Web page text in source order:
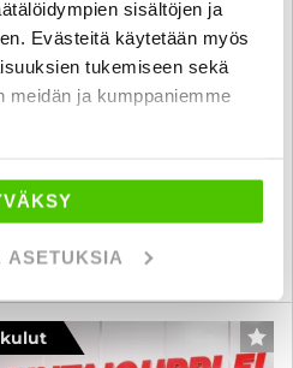
sisältöjen ja
Evästeitä käytetään myös
tukemiseen sekä
meidän ja kumppaniemme
ASETUKSIA
60 Years Edition
- B-kortti - LASKUVUODE
Rek. 5, Vuodepaikat 5
vantaa
WHATSAPP
kulut